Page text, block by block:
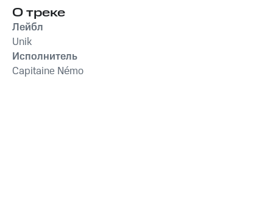
О треке
Лейбл
Unik
Исполнитель
Capitaine Némo